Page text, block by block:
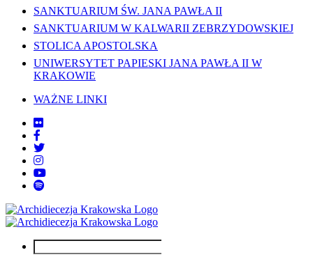
SANKTUARIUM ŚW. JANA PAWŁA II
SANKTUARIUM W KALWARII ZEBRZYDOWSKIEJ
STOLICA APOSTOLSKA
UNIWERSYTET PAPIESKI JANA PAWŁA II W
KRAKOWIE
WAŻNE LINKI